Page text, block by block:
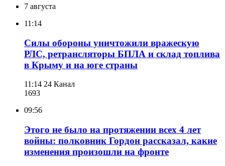
7 августа
11:14
Силы обороны уничтожили вражескую
РЛС, ретрансляторы БПЛА и склад топлива
в Крыму и на юге страны
11:14 24 Канал
1693
09:56
Этого не было на протяжении всех 4 лет
войны: полковник Гордон рассказал, какие
изменения произошли на фронте